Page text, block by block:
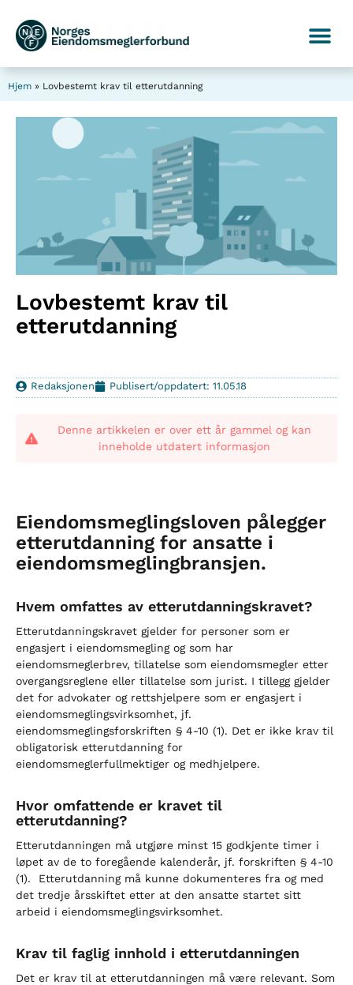
Hjem » Lovbestemt krav til etterutdanning
Lovbestemt krav til
etterutdanning
Redaksjonen Publisert/oppdatert: 11.05.18
Denne artikkelen er over ett år gammel og kan
inneholde utdatert informasjon
Eiendomsmeglingsloven pålegger
etterutdanning for ansatte i
eiendomsmegling­­­bransjen.
Hvem omfattes av etterutdanningskravet?
Etterutdanningskravet gjelder for personer som er
engasjert i eiendomsmegling og som har
eiendomsmeglerbrev, tillatelse som eiendomsmegler etter
overgangsreglene eller tillatelse som jurist. I tillegg gjelder
det for advokater og rettshjelpere som er engasjert i
eiendomsmeglingsvirksomhet, jf.
eiendomsmeglingsforskriften § 4-10 (1). Det er ikke krav til
obligatorisk etterutdanning for
eiendomsmeglerfullmektiger og medhjelpere.
Hvor omfattende er kravet til
etterutdanning?
Etterutdanningen må utgjøre minst 15 godkjente timer i
løpet av de to foregående kalenderår, jf. forskriften § 4-10
(1). Etterutdanning må kunne dokumenteres fra og med
det tredje årsskiftet etter at den ansatte startet sitt
arbeid i eiendomsmeglingsvirksomhet.
Krav til faglig innhold i etterutdanningen
Det er krav til at etterutdanningen må være relevant. Som